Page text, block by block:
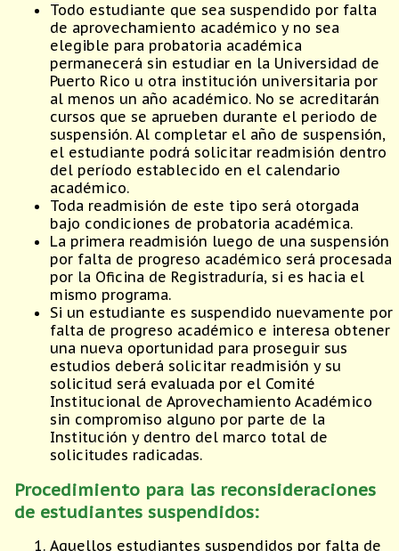
Todo estudiante que sea suspendido por falta
de aprovechamiento académico y no sea
elegible para probatoria académica
permanecerá sin estudiar en la Universidad de
Puerto Rico u otra institución universitaria por
al menos un año académico. No se acreditarán
cursos que se aprueben durante el periodo de
suspensión. Al completar el año de suspensión,
el estudiante podrá solicitar readmisión dentro
del período establecido en el calendario
académico.
Toda readmisión de este tipo será otorgada
bajo condiciones de probatoria académica.
La primera readmisión luego de una suspensión
por falta de progreso académico será procesada
por la Oficina de Registraduría, si es hacia el
mismo programa.
Si un estudiante es suspendido nuevamente por
falta de progreso académico e interesa obtener
una nueva oportunidad para proseguir sus
estudios deberá solicitar readmisión y su
solicitud será evaluada por el Comité
Institucional de Aprovechamiento Académico
sin compromiso alguno por parte de la
Institución y dentro del marco total de
solicitudes radicadas.
Procedimiento para las reconsideraciones
de estudiantes suspendidos:
Aquellos estudiantes suspendidos por falta de